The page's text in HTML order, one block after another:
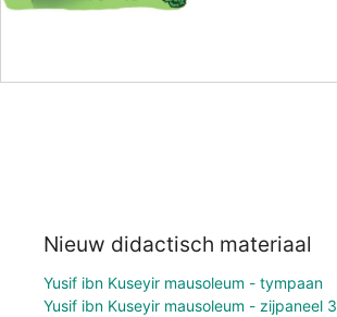
Nieuw didactisch materiaal
Yusif ibn Kuseyir mausoleum - tympaan
Yusif ibn Kuseyir mausoleum - zijpaneel 3